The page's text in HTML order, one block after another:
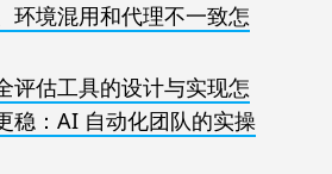
环境混用和代理不一致怎
评估工具的设计与实现怎
稳：AI 自动化团队的实操